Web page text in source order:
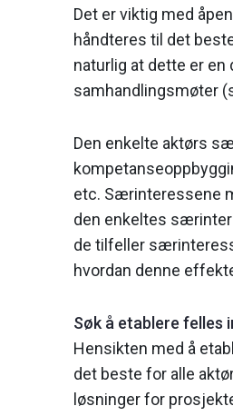
Det er viktig med
håndteres til det
naturlig at dette er
samhandlingsmøter
Den enkelte aktørs
etc. Særinteressene
den enkeltes
de tilfeller
hvordan denne
Søk å etablere felles
Hensikten med å
det beste for alle
løsninger for